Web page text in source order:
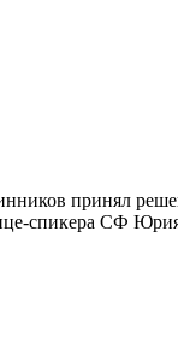
принял
спикера СФ Юрия